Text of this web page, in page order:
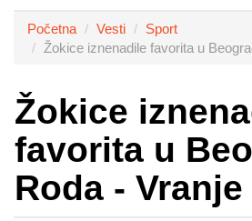
Početna Vesti
Sport
Žokice iznenadile favorita u
Žokice
favorita u
Roda - Vranje